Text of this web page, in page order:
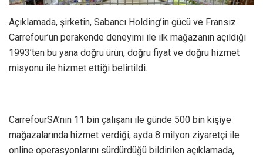
Açıklamada, şirketin, Sabancı Holding’in gücü ve Fransız
Carrefour’un perakende deneyimi ile ilk mağazanın açıldığı
1993’ten bu yana doğru ürün, doğru fiyat ve doğru hizmet
misyonu ile hizmet ettiği belirtildi.
CarrefourSA’nın 11 bin çalışanı ile günde 500 bin kişiye
mağazalarında hizmet verdiği, ayda 8 milyon ziyaretçi ile
online operasyonlarını sürdürdüğü bildirilen açıklamada,